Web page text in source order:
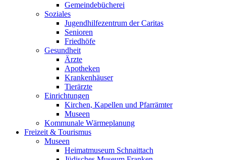
Gemeindebücherei
Soziales
Jugendhilfezentrum der Caritas
Senioren
Friedhöfe
Gesundheit
Ärzte
Apotheken
Krankenhäuser
Tierärzte
Einrichtungen
Kirchen, Kapellen und Pfarrämter
Museen
Kommunale Wärmeplanung
Freizeit & Tourismus
Museen
Heimatmuseum Schnaittach